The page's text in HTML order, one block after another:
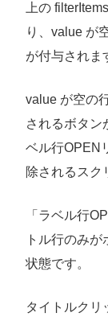
上の
り、value が
が付与されま
value が空の
されるボタン
ベル行OPEN
除されるスク
「ラベル行
トル行のみ
状態です。
タイトルクリ